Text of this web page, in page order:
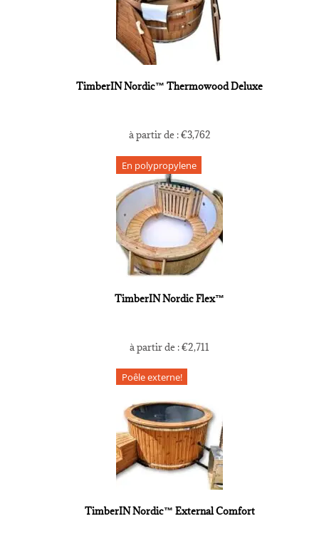
TimberIN Nordic™ Thermowood Deluxe
à partir de :€3,762
En polypropylene
TimberIN Nordic Flex™
à partir de :€2,711
Poêle externe!
TimberIN Nordic™ External Comfort